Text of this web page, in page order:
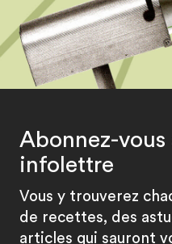
Abonnez-vous
infolettre
Vous y trouverez
de recettes, des
articles qui sauront